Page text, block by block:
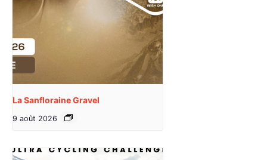
La Sanfloraine Gravel
9 août 2026